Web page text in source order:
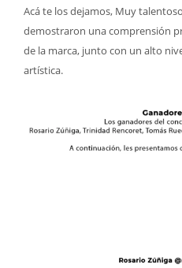
Acá te los dejamos, Muy
demostraron una comprensión
de la marca, junto con un alto
artística.